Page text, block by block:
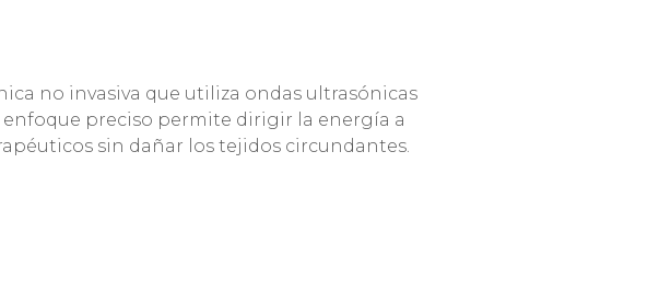
no invasiva que utiliza ondas ultrasónicas
preciso permite dirigir la energía a
sin dañar los tejidos circundantes.